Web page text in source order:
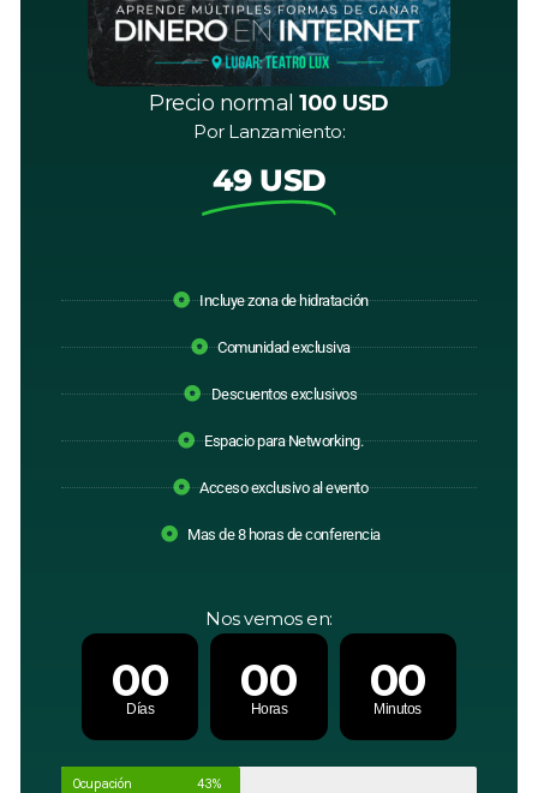
Precio normal100 USD
Por Lanzamiento:
49 USD
Incluye zona de hidratación
Comunidad exclusiva
Descuentos exclusivos
Espacio para Networking.
Acceso exclusivo al evento
Mas de 8 horas de conferencia
Nos vemos en:
00
Días
00
Horas
00
Minutos
Ocupación 43%